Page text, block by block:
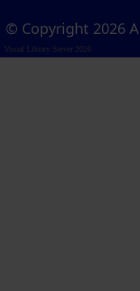
© Copyright 2026
Visual Library Server 2026